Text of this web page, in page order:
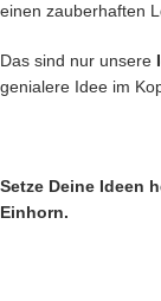
einen zauberhaften
Das sind nur unsere
genialere Idee im
Setze Deine Ideen
Einhorn.